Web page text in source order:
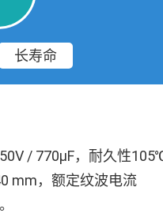
长寿命
/ 770µF，耐久性
mm，额定纹波电流